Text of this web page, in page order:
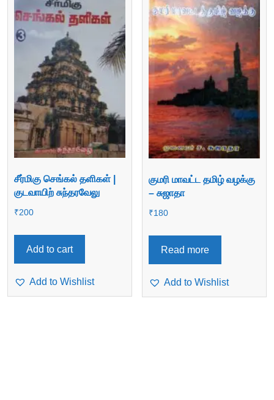
சீர்மிகு செங்கல் தளிகள் |
குடவாயிற் சுந்தரவேலு
₹200
Add to cart
Add to Wishlist
குமரி மாவட்ட தமிழ் வழக்கு
– சுஜாதா
₹180
Read more
Add to Wishlist